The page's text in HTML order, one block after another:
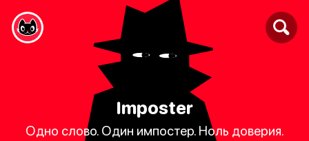
Imposter
Одно слово. Один импостер. Ноль доверия.